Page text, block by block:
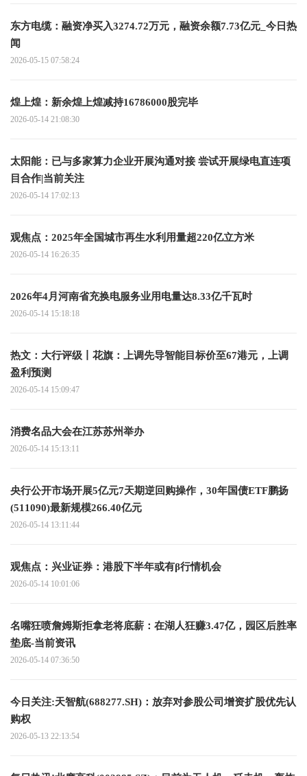
东方电缆：融资净买入3274.72万元，融资余额7.73亿元_今日热
闻
2026-05-15 07:58:24
煌上煌：新余煌上煌减持16786000股完毕
2026-05-14 21:08:30
太阳能：已与多家算力企业开展沟通对接 尝试开展绿电直连项
目合作|当前关注
2026-05-14 17:02:13
观焦点：2025年全国城市再生水利用量超220亿立方米
2026-05-14 16:26:35
2026年4月河南省充换电服务业用电量达8.33亿千瓦时
2026-05-14 15:18:18
热文：大行评级丨花旗：上调先导智能目标价至67港元，上调
盈利预测
2026-05-14 15:09:47
消费名品大会在江苏苏州举办
2026-05-14 15:13:11
央行公开市场开展5亿元7天期逆回购操作，30年国债ETF鹏扬
(511090)最新规模266.40亿元
2026-05-14 13:11:44
观焦点：兴业证券：港股下半年或有β行情机会
2026-05-14 10:01:06
名嘴狂喷詹姆斯拒拿老将底薪：在湖人狂赚3.47亿，园区后胜率
垫底-当前资讯
2026-05-14 07:36:50
今日关注:天智航(688277.SH)：放弃对参股公司增资扩股优先认
购权
2026-05-13 22:13:54